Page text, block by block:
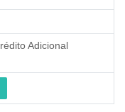
Adicional